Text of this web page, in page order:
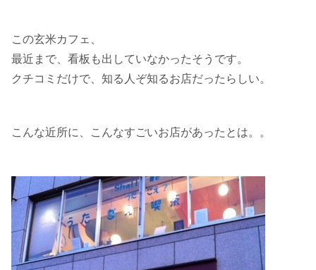
この玄米カフェ、
最近まで、看板も出していなかったそうです。
クチコミだけで、知る人ぞ知るお店だったらしい。
こんな近所に、こんなすごいお店があったとは。。